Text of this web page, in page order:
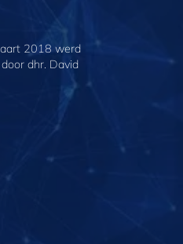
2018 werd
dhr. David